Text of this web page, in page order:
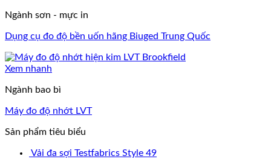
Ngành sơn - mực in
Dụng cụ đo độ bền uốn hãng Biuged Trung Quốc
Xem nhanh
Ngành bao bì
Máy đo độ nhớt LVT
Sản phẩm tiêu biểu
Vải đa sợi Testfabrics Style 49